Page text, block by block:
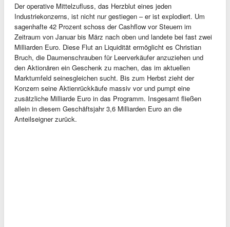
Der operative Mittelzufluss, das Herzblut eines jeden
Industriekonzerns, ist nicht nur gestiegen – er ist explodiert. Um
sagenhafte 42 Prozent schoss der Cashflow vor Steuern im
Zeitraum von Januar bis März nach oben und landete bei fast zwei
Milliarden Euro. Diese Flut an Liquidität ermöglicht es Christian
Bruch, die Daumenschrauben für Leerverkäufer anzuziehen und
den Aktionären ein Geschenk zu machen, das im aktuellen
Marktumfeld seinesgleichen sucht. Bis zum Herbst zieht der
Konzern seine Aktienrückkäufe massiv vor und pumpt eine
zusätzliche Milliarde Euro in das Programm. Insgesamt fließen
allein in diesem Geschäftsjahr 3,6 Milliarden Euro an die
Anteilseigner zurück.